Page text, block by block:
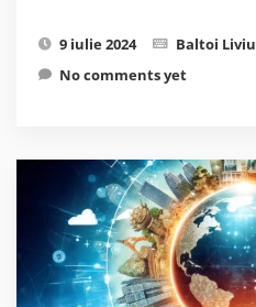
9 iulie 2024 Baltoi Liviu
No comments yet